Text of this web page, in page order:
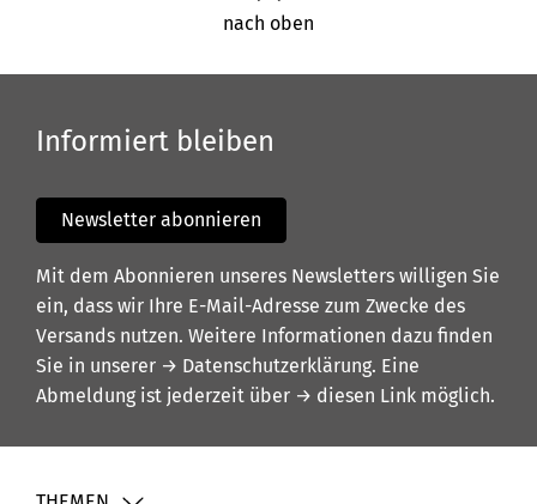
nach oben
Informiert bleiben
Newsletter abonnieren
Mit dem Abonnieren unseres Newsletters willigen Sie
ein, dass wir Ihre E-Mail-Adresse zum Zwecke des
Versands nutzen. Weitere Informationen dazu finden
Sie in unserer → Datenschutzerklärung. Eine
Abmeldung ist jederzeit über → diesen Link möglich.